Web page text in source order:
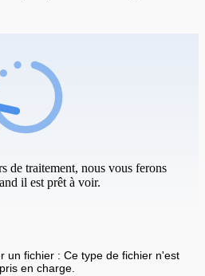
de traitement, nous vous ferons
il est prêt à voir.
un fichier : Ce type de fichier n'est
en charge.